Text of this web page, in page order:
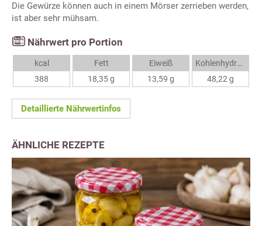
Die Gewürze können auch in einem Mörser zerrieben werden,
ist aber sehr mühsam.
Nährwert pro Portion
kcal
388
Fett
18,35 g
Eiweiß
13,59 g
Kohlenhydrate
48,22 g
Detaillierte Nährwertinfos
ÄHNLICHE REZEPTE